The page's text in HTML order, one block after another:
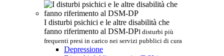
I disturbi psichici e le altre disabilità che
fanno riferimento al DSM-DPI disturbi più
frequenti presi in carico nei servizi pubblici di cura
Depressione